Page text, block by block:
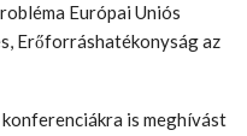
Európai Uniós
Erőforráshatékonyság az
is meghívást